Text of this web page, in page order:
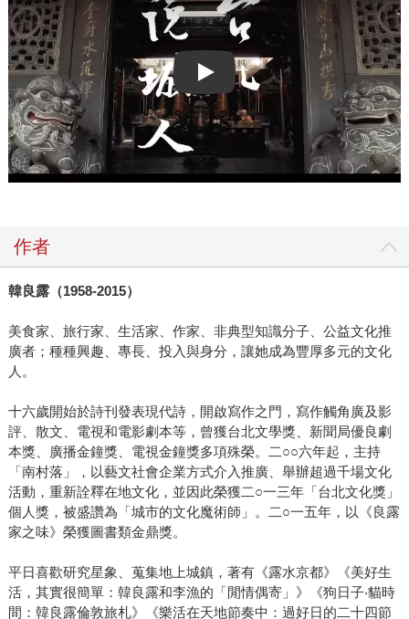
Play video
作者
韓良露（1958-2015）
美食家、旅行家、生活家、作家、非典型知識分子、公益文化推
廣者；種種興趣、專長、投入與身分，讓她成為豐厚多元的文化
人。
十六歲開始於詩刊發表現代詩，開啟寫作之門，寫作觸角廣及影
評、散文、電視和電影劇本等，曾獲台北文學獎、新聞局優良劇
本獎、廣播金鐘獎、電視金鐘獎多項殊榮。二○○六年起，主持
「南村落」，以藝文社會企業方式介入推廣、舉辦超過千場文化
活動，重新詮釋在地文化，並因此榮獲二○一三年「台北文化獎」
個人獎，被盛讚為「城市的文化魔術師」。二○一五年，以《良露
家之味》榮獲圖書類金鼎獎。
平日喜歡研究星象、蒐集地上城鎮，著有《露水京都》《美好生
活，其實很簡單：韓良露和李漁的「閒情偶寄」》《狗日子‧貓時
間：韓良露倫敦旅札》《樂活在天地節奏中：過好日的二十四節